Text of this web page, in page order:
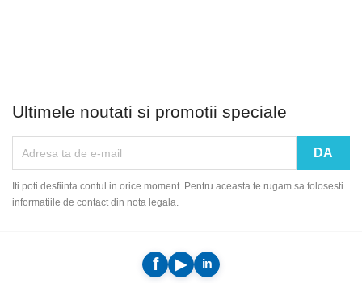
Ultimele noutati si promotii speciale
Iti poti desfiinta contul in orice moment. Pentru aceasta te rugam sa folosesti
informatiile de contact din nota legala.